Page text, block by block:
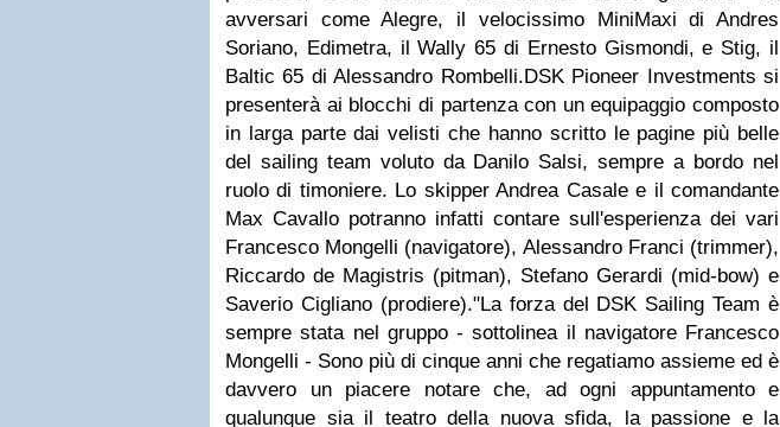
avversari come Alegre, il velocissimo MiniMaxi di Andres
Soriano, Edimetra, il Wally 65 di Ernesto Gismondi, e Stig, il
Baltic 65 di Alessandro Rombelli.DSK Pioneer Investments si
presenterà ai blocchi di partenza con un equipaggio composto
in larga parte dai velisti che hanno scritto le pagine più belle
del sailing team voluto da Danilo Salsi, sempre a bordo nel
ruolo di timoniere. Lo skipper Andrea Casale e il comandante
Max Cavallo potranno infatti contare sull'esperienza dei vari
Francesco Mongelli (navigatore), Alessandro Franci (trimmer),
Riccardo de Magistris (pitman), Stefano Gerardi (mid-bow) e
Saverio Cigliano (prodiere)."La forza del DSK Sailing Team è
sempre stata nel gruppo - sottolinea il navigatore Francesco
Mongelli - Sono più di cinque anni che regatiamo assieme ed è
davvero un piacere notare che, ad ogni appuntamento e
qualunque sia il teatro della nuova sfida, la passione e la